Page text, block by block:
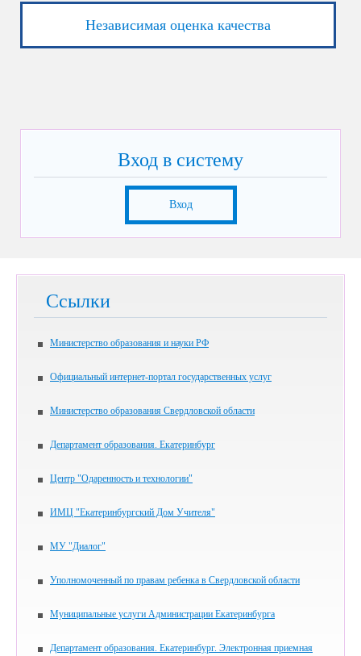
Независимая оценка качества
Вход в систему
Вход
Ссылки
Министерство образования и науки РФ
Официальный интернет-портал государственных услуг
Министерство образования Свердловской области
Департамент образования. Екатеринбург
Центр "Одаренность и технологии"
ИМЦ "Екатеринбургский Дом Учителя"
МУ "Диалог"
Уполномоченный по правам ребенка в Свердловской области
Муниципальные услуги Администрации Екатеринбурга
Департамент образования. Екатеринбург. Электронная приемная